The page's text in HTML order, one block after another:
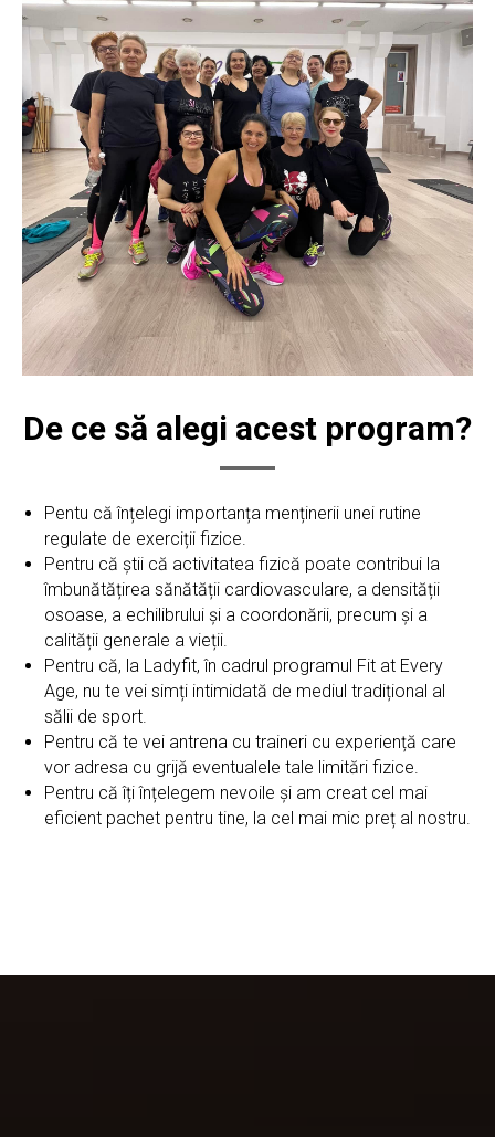
De ce să alegi acest program?
Pentu că înțelegi importanța menținerii unei rutine
regulate de exerciții fizice.
Pentru că știi că activitatea fizică poate contribui la
îmbunătățirea sănătății cardiovasculare, a densității
osoase, a echilibrului și a coordonării, precum și a
calității generale a vieții.
Pentru că, la Ladyfit, în cadrul programul Fit at Every
Age, nu te vei simți intimidată de mediul tradițional al
sălii de sport.
Pentru că te vei antrena cu traineri cu experiență care
vor adresa cu grijă eventualele tale limitări fizice.
Pentru că îți înțelegem nevoile și am creat cel mai
eficient pachet pentru tine, la cel mai mic preț al nostru.